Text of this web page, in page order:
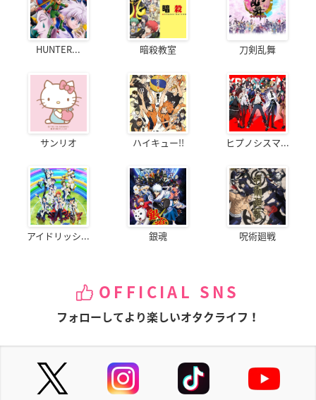
HUNTER... 暗殺教室 刀剣乱舞
サンリオ ハイキュー!! ヒプノシスマ...
アイドリッシ... 銀魂 呪術廻戦
OFFICIAL SNS
フォローしてより楽しいオタクライフ！